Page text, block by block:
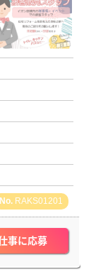
RAKS01201
事に応募